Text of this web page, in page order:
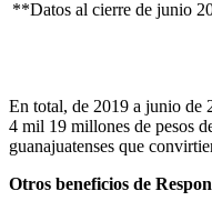
**Datos al cierre de junio
En total, de 2019 a junio de
4 mil 19 millones de pesos
guanajuatenses que
Otros beneficios de